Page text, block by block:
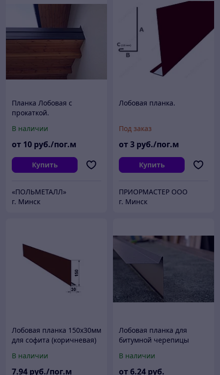
Планка Лобовая с
прокаткой.
В наличии
от 10 руб./пог.м
Купить
«ПОЛЬМЕТАЛЛ»
г. Минск
Лобовая планка.
Под заказ
от3 руб./пог.м
Купить
ПРИОРМАСТЕР ООО
г. Минск
Лобовая планка 150х30мм
для софита (коричневая)
В наличии
7.94 руб./пог.м
Лобовая планка для
битумной черепицы
В наличии
от6.24 руб.